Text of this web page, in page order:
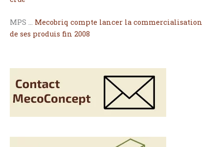
MPS … Mecobriq compte lancer la commercialisation
de ses produis fin 2008